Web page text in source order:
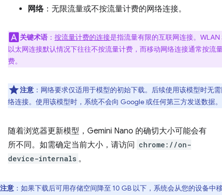
网络：无限流量或不按流量计费的网络连接。
关键术语 ： 按流量计费的连接是指流量有限的互联网连接。WLAN
以太网连接默认情况下往往不按流量计费，而移动网络连接通常按流
费。
注意 ：网络要求仅适用于模型的初始下载。后续使用该模型时无
络连接。使用该模型时，系统不会向 Google 或任何第三方发送数据。
随着浏览器更新模型，Gemini Nano 的确切大小可能会有
所不同。如需确定当前大小，请访问 chrome://on-
device-internals 。
注意 ：如果下载后可用存储空间降至 10 GB 以下，系统会从您的设备中